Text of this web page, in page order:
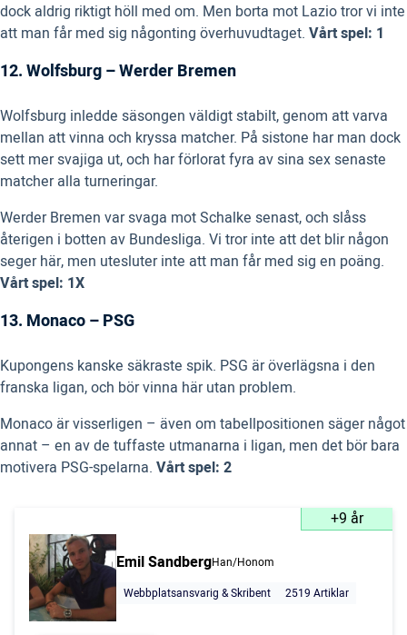
dock aldrig riktigt höll med om. Men borta mot Lazio tror vi inte
att man får med sig någonting överhuvudtaget. Vårt spel: 1
12. Wolfsburg – Werder Bremen
Wolfsburg inledde säsongen väldigt stabilt, genom att varva
mellan att vinna och kryssa matcher. På sistone har man dock
sett mer svajiga ut, och har förlorat fyra av sina sex senaste
matcher alla turneringar.
Werder Bremen var svaga mot Schalke senast, och slåss
återigen i botten av Bundesliga. Vi tror inte att det blir någon
seger här, men utesluter inte att man får med sig en poäng.
Vårt spel: 1X
13. Monaco – PSG
Kupongens kanske säkraste spik. PSG är överlägsna i den
franska ligan, och bör vinna här utan problem.
Monaco är visserligen – även om tabellpositionen säger något
annat – en av de tuffaste utmanarna i ligan, men det bör bara
motivera PSG-spelarna. Vårt spel: 2
+9 år
Emil SandbergHan/Honom
Webbplatsansvarig & Skribent
2519 Artiklar